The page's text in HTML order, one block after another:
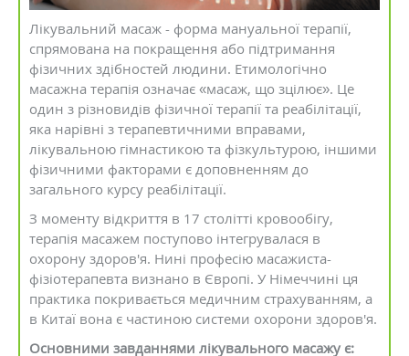
Лікувальний масаж - форма мануальної терапії,
спрямована на покращення або підтримання
фізичних здібностей людини. Етимологічно
масажна терапія означає «масаж, що зцілює». Це
один з різновидів фізичної терапії та реабілітації,
яка нарівні з терапевтичними вправами,
лікувальною гімнастикою та фізкультурою, іншими
фізичними факторами є доповненням до
загального курсу реабілітації.
З моменту відкриття в 17 столітті кровообігу,
терапія масажем поступово інтегрувалася в
охорону здоров'я. Нині професію масажиста-
фізіотерапевта визнано в Європі. У Німеччині ця
практика покривається медичним страхуванням, а
в Китаї вона є частиною системи охорони здоров'я.
Основними завданнями лікувального масажу є: